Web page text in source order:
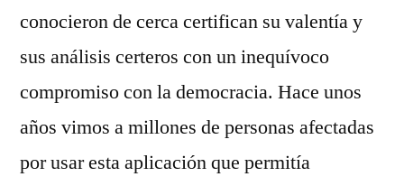
conocieron de cerca certifican su valentía y
sus análisis certeros con un inequívoco
compromiso con la democracia. Hace unos
años vimos a millones de personas afectadas
por usar esta aplicación que permitía